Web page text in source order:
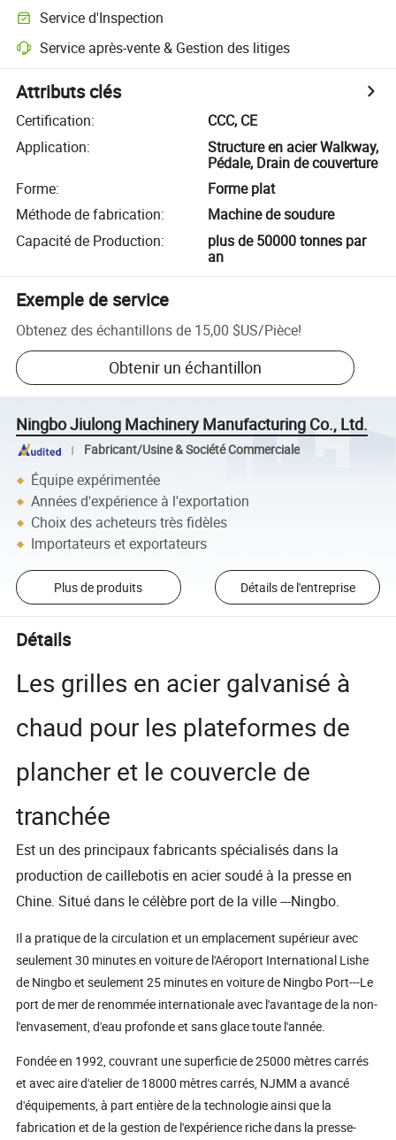
Service d'Inspection
Service après-vente & Gestion des litiges
Attributs clés
Certification:
CCC, CE
Application:
Structure en acier Walkway,
Pédale, Drain de couverture
Forme:
Forme plat
Méthode de fabrication:
Machine de soudure
Capacité de Production:
plus de 50000 tonnes par
an
Exemple de service
Obtenez des échantillons de 15,00 $US/Pièce!
Obtenir un échantillon
Ningbo Jiulong Machinery Manufacturing Co., Ltd.
Fabricant/Usine & Société Commerciale
Équipe expérimentée
Années d'expérience à l'exportation
Choix des acheteurs très fidèles
Importateurs et exportateurs
Plus de produits Détails de l'entreprise
Détails
Les grilles en acier galvanisé à
chaud pour les plateformes de
plancher et le couvercle de
tranchée
Est un des principaux fabricants spécialisés dans la
production de caillebotis en acier soudé à la presse en
Chine. Situé dans le célèbre port de la ville ---Ningbo.
Il a pratique de la circulation et un emplacement supérieur avec
seulement 30 minutes en voiture de l'Aéroport International Lishe
de Ningbo et seulement 25 minutes en voiture de Ningbo Port---Le
port de mer de renommée internationale avec l'avantage de la non-
l'envasement, d'eau profonde et sans glace toute l'année.
Fondée en 1992, couvrant une superficie de 25000 mètres carrés
et avec aire d'atelier de 18000 mètres carrés, NJMM a avancé
d'équipements, à part entière de la technologie ainsi que la
fabrication et de la gestion de l'expérience riche dans la presse-